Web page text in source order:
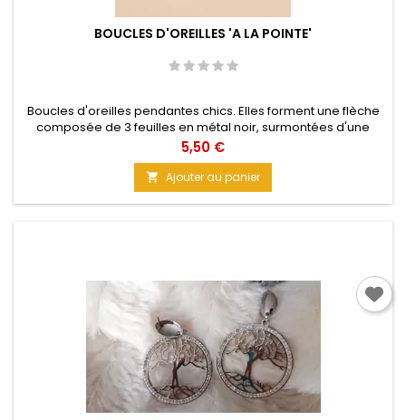
BOUCLES D'OREILLES 'A LA POINTE'
Boucles d'oreilles pendantes chics. Elles forment une flèche
composée de 3 feuilles en métal noir, surmontées d'une
attache triangle rouge. Une touche de rouge avec la jolie
petite robe noire de l'armoire. Matière : Métal Taille : 5,5 cm
Prix
5,50 €
 Ajouter au panier